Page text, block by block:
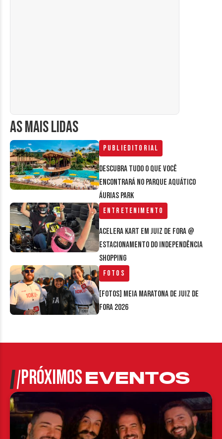
AS MAIS LIDAS
Publieditorial
Descubra tudo o que você
encontrará no parque aquático
Áurias Park
Entretenimento
Acelera Kart em Juiz de Fora @
estacionamento do Independência
Shopping
Fotos
[FOTOS] Meia Maratona de Juiz de
Fora 2026
PRÓXIMOSEVENTOS